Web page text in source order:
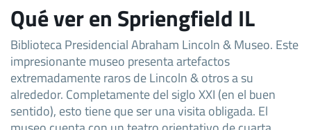
Qué ver en Spriengfield IL
Biblioteca Presidencial Abraham Lincoln & Museo. Este
impresionante museo presenta artefactos
extremadamente raros de Lincoln & otros a su
alrededor. Completamente del siglo XXI (en el buen
sentido), esto tiene que ser una visita obligada. El